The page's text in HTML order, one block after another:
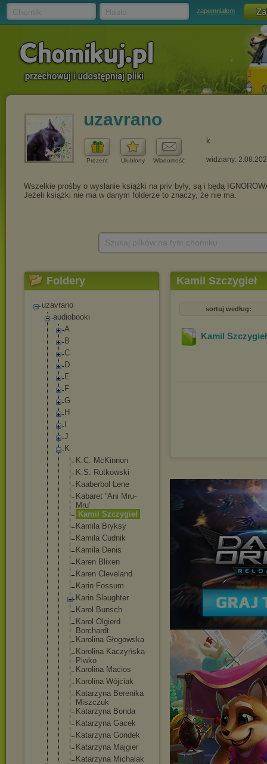
zapomniałem
uzavrano
Prezent Ulubiony Wiadomość
k
widziany:
Foldery
uzavrano
audiobooki
A
B
C
D
E
F
G
H
J
K
K.C. McKinnon
K.S. Rutkowski
Kaaberbol Lene
Kabaret ''Ani Mru-
Mru'
Kamil Szczygieł
Kamila Bryksy
Kamila Cudnik
Kamila Denis
Karen Blixen
Karen Cleveland
Karin Fossum
Karin Slaughter
Karol Bunsch
Karol Olgierd
Borchardt
Karolina Głogowska
Karolina Kaczyńska-
Piwko
Karolina Macios
Karolina Wójciak
Katarzyna Berenika
Miszczuk
Katarzyna Bonda
Katarzyna Gacek
Katarzyna Gondek
Katarzyna Majgier
Katarzyna Michalak
Kamil Szczygieł
sortuj według:
Kamil